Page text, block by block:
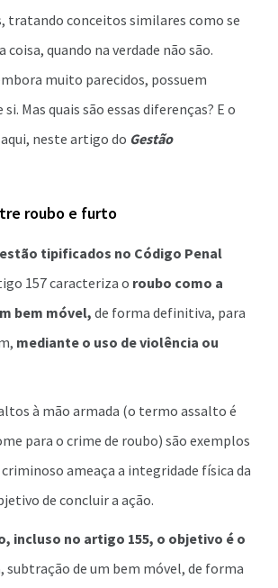
tratando conceitos similares como se
coisa, quando na verdade não são.
muito parecidos, possuem
Mas quais são essas diferenças? E o
neste artigo do Gestão
roubo e furto
tipificados no Código Penal
157 caracteriza o roubo como a
bem móvel, de forma definitiva, para
mediante o uso de violência ou
à mão armada (o termo assalto é
para o crime de roubo) são exemplos
ameaça a integridade física da
de concluir a ação.
incluso no artigo 155, o objetivo é o
subtração de um bem móvel, de forma